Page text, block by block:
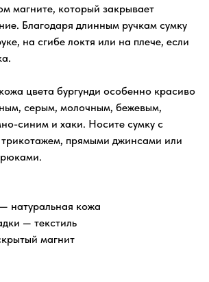
магните, который закрывает
Благодаря длинным ручкам сумку
на сгибе локтя или на плече, если
кожа цвета бургунди особенно красиво
серым, молочным, бежевым,
синим и хаки. Носите сумку с
трикотажем, прямыми джинсами или
натуральная кожа
— текстиль
магнит